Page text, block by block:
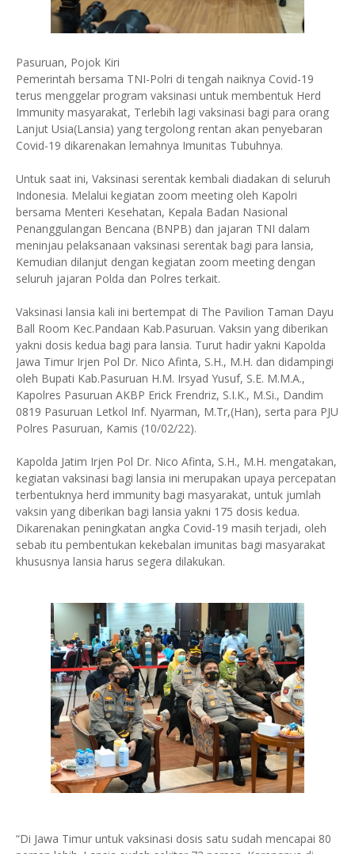
Pasuruan, Pojok Kiri
Pemerintah bersama TNI-Polri di tengah naiknya Covid-19
terus menggelar program vaksinasi untuk membentuk Herd
Immunity masyarakat, Terlebih lagi vaksinasi bagi para orang
Lanjut Usia(Lansia) yang tergolong rentan akan penyebaran
Covid-19 dikarenakan lemahnya Imunitas Tubuhnya.
Untuk saat ini, Vaksinasi serentak kembali diadakan di seluruh
Indonesia. Melalui kegiatan zoom meeting oleh Kapolri
bersama Menteri Kesehatan, Kepala Badan Nasional
Penanggulangan Bencana (BNPB) dan jajaran TNI dalam
meninjau pelaksanaan vaksinasi serentak bagi para lansia,
Kemudian dilanjut dengan kegiatan zoom meeting dengan
seluruh jajaran Polda dan Polres terkait.
Vaksinasi lansia kali ini bertempat di The Pavilion Taman Dayu
Ball Room Kec.Pandaan Kab.Pasuruan. Vaksin yang diberikan
yakni dosis kedua bagi para lansia. Turut hadir yakni Kapolda
Jawa Timur Irjen Pol Dr. Nico Afinta, S.H., M.H. dan didampingi
oleh Bupati Kab.Pasuruan H.M. Irsyad Yusuf, S.E. M.M.A.,
Kapolres Pasuruan AKBP Erick Frendriz, S.I.K., M.Si., Dandim
0819 Pasuruan Letkol Inf. Nyarman, M.Tr,(Han), serta para PJU
Polres Pasuruan, Kamis (10/02/22).
Kapolda Jatim Irjen Pol Dr. Nico Afinta, S.H., M.H. mengatakan,
kegiatan vaksinasi bagi lansia ini merupakan upaya percepatan
terbentuknya herd immunity bagi masyarakat, untuk jumlah
vaksin yang diberikan bagi lansia yakni 175 dosis kedua.
Dikarenakan peningkatan angka Covid-19 masih terjadi, oleh
sebab itu pembentukan kekebalan imunitas bagi masyarakat
khususnya lansia harus segera dilakukan.
“Di Jawa Timur untuk vaksinasi dosis satu sudah mencapai 80